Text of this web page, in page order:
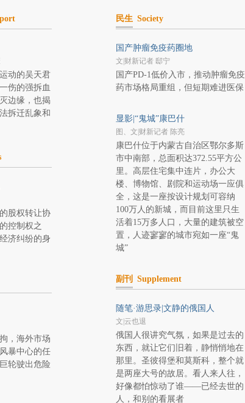
动的吴天君
伤的强拆血
边缘，也揭
拆迁乱象和
股权转让协
控制权之
济纠纷的身
，海外市场
暴中心的任
轮驶出危险
民生 Society
国产肿瘤免疫药圈地
文|财新记者 邸宁
国产PD-1低价入市，推动肿瘤免疫
药市场格局重组，但短期难进医保
显影|“鬼城”康巴什
图、文|财新记者 陈亮
康巴什位于内蒙古自治区鄂尔多斯
市中南部，总面积达372.55平方公
里。高层住宅集中连片，办公大
楼、博物馆、剧院和运动场一应俱
全，这是一座按设计规划可容纳
100万人的新城，而目前这里只生
活着15万多人口，大量的建筑被空
置，人迹寥寥的城市宛如一座“鬼
城”
副刊 Supplement
随笔·游思录|文静的俄国人
文|云也退
俄国人很讲究气氛，如果是过去的
东西，就让它们旧着，静悄悄地在
那里。圣彼得堡和莫斯科，整个就
是两座大号的故居。看人来人往，
好像都怕惊动了谁——已经去世的
人，和别的看展者